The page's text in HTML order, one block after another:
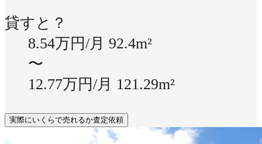
貸すと？
8.54万円/月 92.4m²
〜
12.77万円/月 121.29m²
実際にいくらで売れるか査定依頼